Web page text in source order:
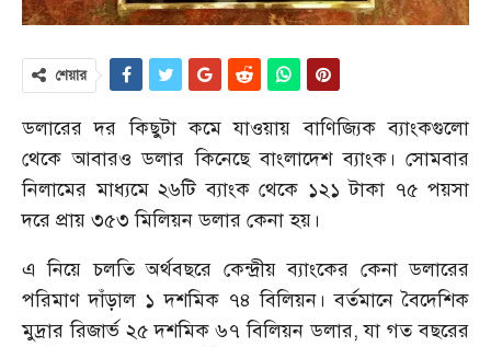
শেয়ার
ডলারের দর কিছুটা কমে যাওয়ায় বাণিজ্যিক ব্যাংকগুলো
থেকে আবারও ডলার কিনেছে বাংলাদেশ ব্যাংক। সোমবার
নিলামের মাধ্যমে ২৬টি ব্যাংক থেকে ১২১ টাকা ৭৫ পয়সা
দরে প্রায় ৩৫৩ মিলিয়ন ডলার কেনা হয়।
এ নিয়ে চলতি অর্থবছরে কেন্দ্রীয় ব্যাংকের কেনা ডলারের
পরিমাণ দাঁড়াল ১ দশমিক ৭৪ বিলিয়ন। বর্তমানে বৈদেশিক
মুদ্রার রিজার্ভ ২৫ দশমিক ৬৭ বিলিয়ন ডলার, যা গত বছরের